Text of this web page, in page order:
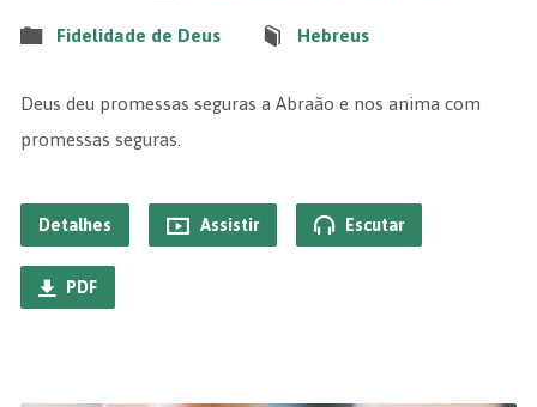
Fidelidade de Deus Hebreus
Deus deu promessas seguras a Abraão e nos anima com
promessas seguras.
Detalhes Assistir Escutar
PDF